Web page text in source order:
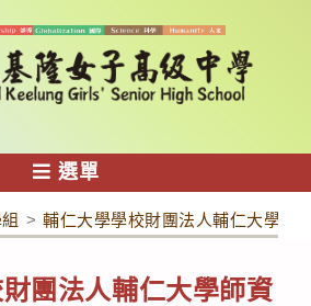
選單
> 輔仁大學學校財團法人輔仁大學師
團法人輔仁大學師資